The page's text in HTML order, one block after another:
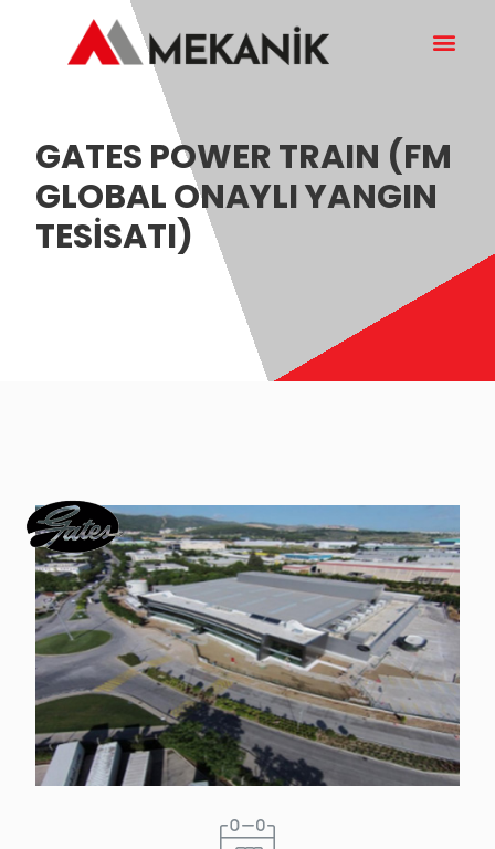
GATES POWER TRAIN (FM
GLOBAL ONAYLI YANGIN
TESİSATI)